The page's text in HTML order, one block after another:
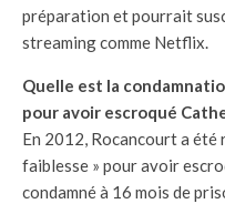
préparation et pourrait
streaming comme Netflix.
Quelle est la
pour avoir escroqué
En 2012, Rocancourt a été
faiblesse » pour avoir
condamné à 16 mois de